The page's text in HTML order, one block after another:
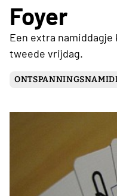
Foyer
Een extra
tweede vrijdag.